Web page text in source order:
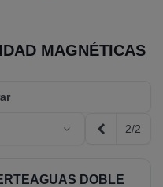
MAGNÉTICAS
Anterior
2/2
DOBLE